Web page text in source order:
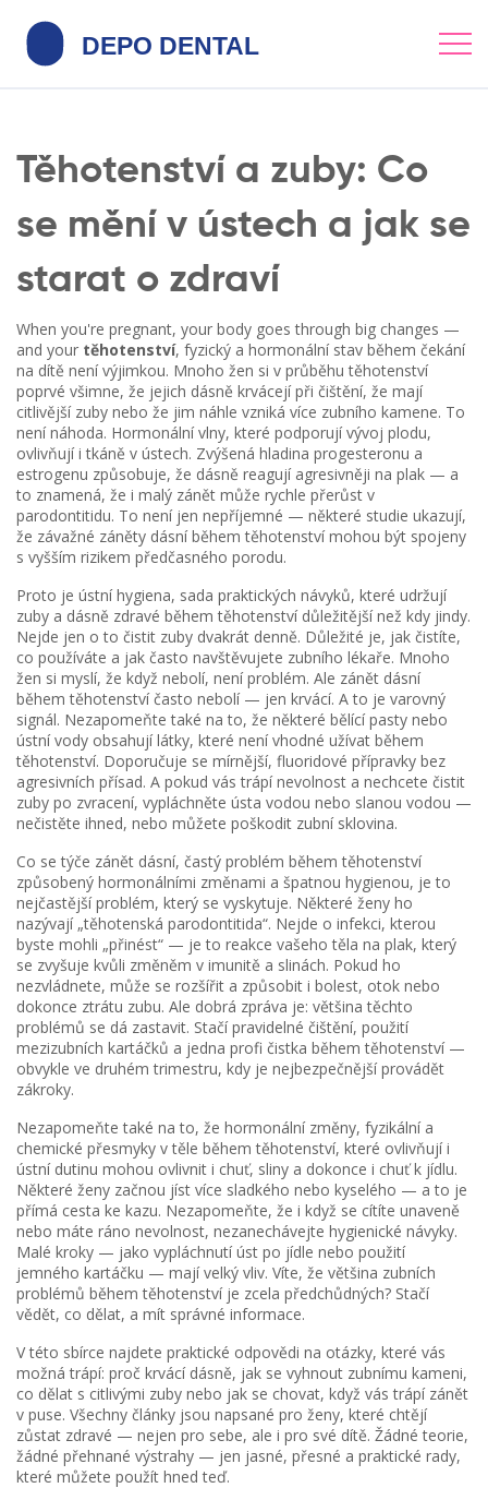
Těhotenství a zuby: Co
se mění v ústech a jak se
starat o zdraví
When you're pregnant, your body goes through big changes —
and your těhotenství, fyzický a hormonální stav během čekání
na dítě není výjimkou. Mnoho žen si v průběhu těhotenství
poprvé všimne, že jejich dásně krvácejí při čištění, že mají
citlivější zuby nebo že jim náhle vzniká více zubního kamene. To
není náhoda. Hormonální vlny, které podporují vývoj plodu,
ovlivňují i tkáně v ústech. Zvýšená hladina progesteronu a
estrogenu způsobuje, že dásně reagují agresivněji na plak — a
to znamená, že i malý zánět může rychle přerůst v
parodontitidu. To není jen nepříjemné — některé studie ukazují,
že závažné záněty dásní během těhotenství mohou být spojeny
s vyšším rizikem předčasného porodu.
Proto je ústní hygiena, sada praktických návyků, které udržují
zuby a dásně zdravé během těhotenství důležitější než kdy jindy.
Nejde jen o to čistit zuby dvakrát denně. Důležité je, jak čistíte,
co používáte a jak často navštěvujete zubního lékaře. Mnoho
žen si myslí, že když nebolí, není problém. Ale zánět dásní
během těhotenství často nebolí — jen krvácí. A to je varovný
signál. Nezapomeňte také na to, že některé bělící pasty nebo
ústní vody obsahují látky, které není vhodné užívat během
těhotenství. Doporučuje se mírnější, fluoridové přípravky bez
agresivních přísad. A pokud vás trápí nevolnost a nechcete čistit
zuby po zvracení, vypláchněte ústa vodou nebo slanou vodou —
nečistěte ihned, nebo můžete poškodit zubní sklovina.
Co se týče zánět dásní, častý problém během těhotenství
způsobený hormonálními změnami a špatnou hygienou, je to
nejčastější problém, který se vyskytuje. Některé ženy ho
nazývají „těhotenská parodontitida“. Nejde o infekci, kterou
byste mohli „přinést“ — je to reakce vašeho těla na plak, který
se zvyšuje kvůli změněm v imunitě a slinách. Pokud ho
nezvládnete, může se rozšířit a způsobit i bolest, otok nebo
dokonce ztrátu zubu. Ale dobrá zpráva je: většina těchto
problémů se dá zastavit. Stačí pravidelné čištění, použití
mezizubních kartáčků a jedna profi čistka během těhotenství —
obvykle ve druhém trimestru, kdy je nejbezpečnější provádět
zákroky.
Nezapomeňte také na to, že hormonální změny, fyzikální a
chemické přesmyky v těle během těhotenství, které ovlivňují i
ústní dutinu mohou ovlivnit i chuť, sliny a dokonce i chuť k jídlu.
Některé ženy začnou jíst více sladkého nebo kyselého — a to je
přímá cesta ke kazu. Nezapomeňte, že i když se cítíte unaveně
nebo máte ráno nevolnost, nezanechávejte hygienické návyky.
Malé kroky — jako vypláchnutí úst po jídle nebo použití
jemného kartáčku — mají velký vliv. Víte, že většina zubních
problémů během těhotenství je zcela předchůdných? Stačí
vědět, co dělat, a mít správné informace.
V této sbírce najdete praktické odpovědi na otázky, které vás
možná trápí: proč krvácí dásně, jak se vyhnout zubnímu kameni,
co dělat s citlivými zuby nebo jak se chovat, když vás trápí zánět
v puse. Všechny články jsou napsané pro ženy, které chtějí
zůstat zdravé — nejen pro sebe, ale i pro své dítě. Žádné teorie,
žádné přehnané výstrahy — jen jasné, přesné a praktické rady,
které můžete použít hned teď.